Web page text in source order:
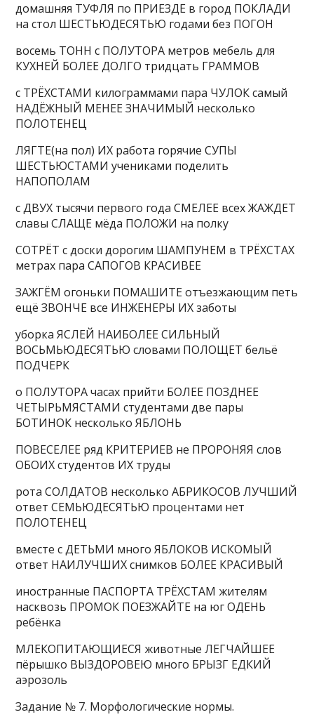
домашняя ТУФЛЯ по ПРИЕЗДЕ в город ПОКЛАДИ
на стол ШЕСТЬЮДЕСЯТЬЮ годами без ПОГОН
восемь ТОНН с ПОЛУТОРА метров мебель для
КУХНЕЙ БОЛЕЕ ДОЛГО тридцать ГРАММОВ
с ТРЁХСТАМИ килограммами пара ЧУЛОК самый
НАДЁЖНЫЙ МЕНЕЕ ЗНАЧИМЫЙ несколько
ПОЛОТЕНЕЦ
ЛЯГТЕ(на пол) ИХ работа горячие СУПЫ
ШЕСТЬЮСТАМИ учениками поделить
НАПОПОЛАМ
с ДВУХ тысячи первого года СМЕЛЕЕ всех ЖАЖДЕТ
славы СЛАЩЕ мёда ПОЛОЖИ на полку
СОТРЁТ с доски дорогим ШАМПУНЕМ в ТРЁХСТАХ
метрах пара САПОГОВ КРАСИВЕЕ
ЗАЖГЁМ огоньки ПОМАШИТЕ отъезжающим петь
ещё ЗВОНЧЕ все ИНЖЕНЕРЫ ИХ заботы
уборка ЯСЛЕЙ НАИБОЛЕЕ СИЛЬНЫЙ
ВОСЬМЬЮДЕСЯТЬЮ словами ПОЛОЩЕТ бельё
ПОДЧЕРК
о ПОЛУТОРА часах прийти БОЛЕЕ ПОЗДНЕЕ
ЧЕТЫРЬМЯСТАМИ студентами две пары
БОТИНОК несколько ЯБЛОНЬ
ПОВЕСЕЛЕЕ ряд КРИТЕРИЕВ не ПРОРОНЯЯ слов
ОБОИХ студентов ИХ труды
рота СОЛДАТОВ несколько АБРИКОСОВ ЛУЧШИЙ
ответ СЕМЬЮДЕСЯТЬЮ процентами нет
ПОЛОТЕНЕЦ
вместе с ДЕТЬМИ много ЯБЛОКОВ ИСКОМЫЙ
ответ НАИЛУЧШИХ снимков БОЛЕЕ КРАСИВЫЙ
иностранные ПАСПОРТА ТРЁХСТАМ жителям
насквозь ПРОМОК ПОЕЗЖАЙТЕ на юг ОДЕНЬ
ребёнка
МЛЕКОПИТАЮЩИЕСЯ животные ЛЕГЧАЙШЕЕ
пёрышко ВЫЗДОРОВЕЮ много БРЫЗГ ЕДКИЙ
аэрозоль
Задание № 7. Морфологические нормы.